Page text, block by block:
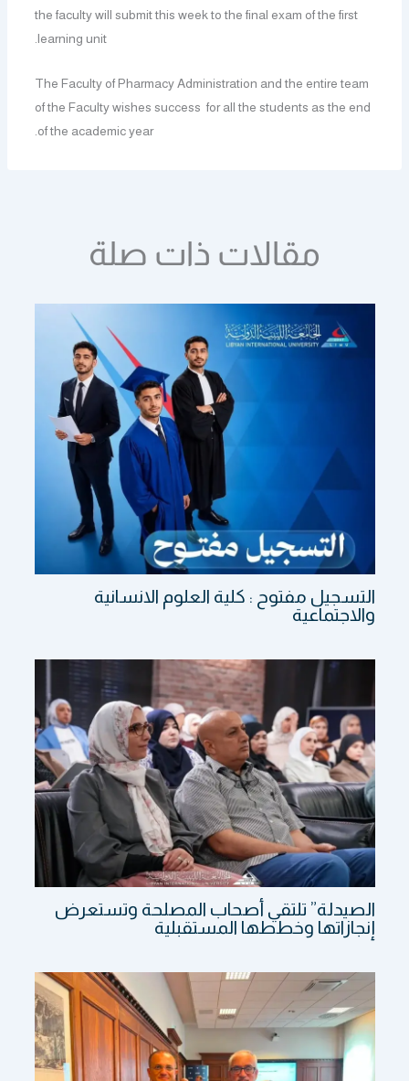
the faculty will submit this week to the final exam of the first
learning unit.
The Faculty of Pharmacy Administration and the entire team
of the Faculty wishes success for all the students as the end
of the academic year.
مقالات ذات صلة
التسجيل مفتوح : كلية العلوم الانسانية
والاجتماعية
الصيدلة” تلتقي أصحاب المصلحة وتستعرض
إنجازاتها وخططها المستقبلية